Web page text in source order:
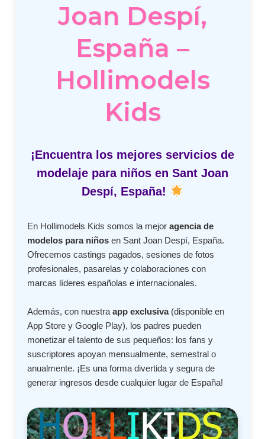
Joan Despí,
España –
Hollimodels
Kids
¡Encuentra los mejores servicios de
modelaje para niños en Sant Joan
Despí, España!
En Hollimodels Kids somos la mejoragencia de
modelos para niños en Sant Joan Despí, España.
Ofrecemos castings pagados, sesiones de fotos
profesionales, pasarelas y colaboraciones con
marcas líderes españolas e internacionales.
Además, con nuestraapp exclusiva(disponible en
App Store y Google Play), los padres pueden
monetizar el talento de sus pequeños: los fans y
suscriptores apoyan mensualmente, semestral o
anualmente. ¡Es una forma divertida y segura de
generar ingresos desde cualquier lugar de España!